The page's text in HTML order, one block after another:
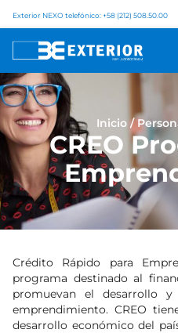
Exterior NEXO telefónico: +58 (212) 508.50.00
Inicio /
CREO
Crédito Rápido para
programa destinado al
promuevan el desarrollo
emprendimiento. CREO
desarrollo económico del